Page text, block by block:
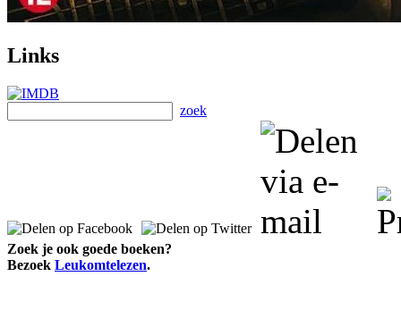
Links
zoek
Zoek je ook goede boeken?
Bezoek Leukomtelezen.